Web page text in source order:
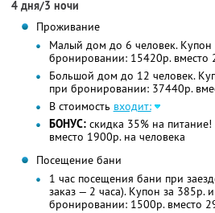
4 дня/3 ночи
Проживание
Малый дом до 6 человек. Купон
бронировании: 15420р. вместо
Большой дом до 12 человек.
при бронировании: 37440р.
В стоимость входит:
БОНУС:скидка 35% на питание!
вместо 1900р. на человека
Посещение бани
1 час посещения бани при
заказ — 2 часа). Купон за 385р.
бронировании: 1500р. вместо